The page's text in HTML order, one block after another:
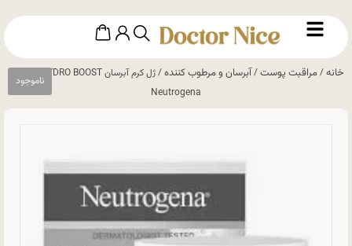
خانه/مراقبت پوست/آبرسان و مرطوب کننده
/ ژل کرم آبرسان HYDRO BOOST نوتروژینا
Neutrogena